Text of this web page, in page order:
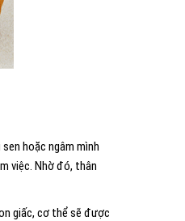
hoặc ngâm mình
việc. Nhờ đó, thân
giấc, cơ thể sẽ được